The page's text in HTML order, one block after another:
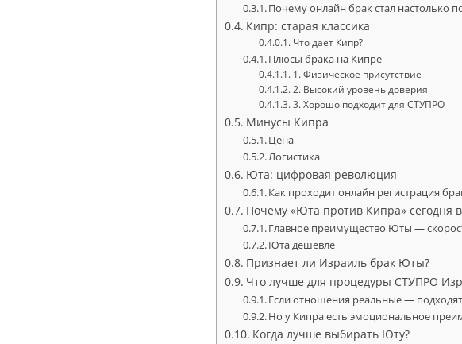
Почему онлайн брак стал настолько
Кипр: старая классика
Что дает Кипр?
Плюсы брака на Кипре
1. Физическое присутствие
2. Высокий уровень доверия
3. Хорошо подходит для СТУПРО
Минусы Кипра
Цена
Логистика
Юта: цифровая революция
Как проходит онлайн регистрация
Почему «Юта против Кипра» сегодня
Главное преимущество Юты —
Юта дешевле
Признает ли Израиль брак Юты?
Что лучше для процедуры СТУПРО
Если отношения реальные —
Но у Кипра есть эмоциональное
Когда лучше выбирать Юту?